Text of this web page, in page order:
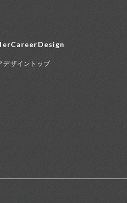
デザイントップ